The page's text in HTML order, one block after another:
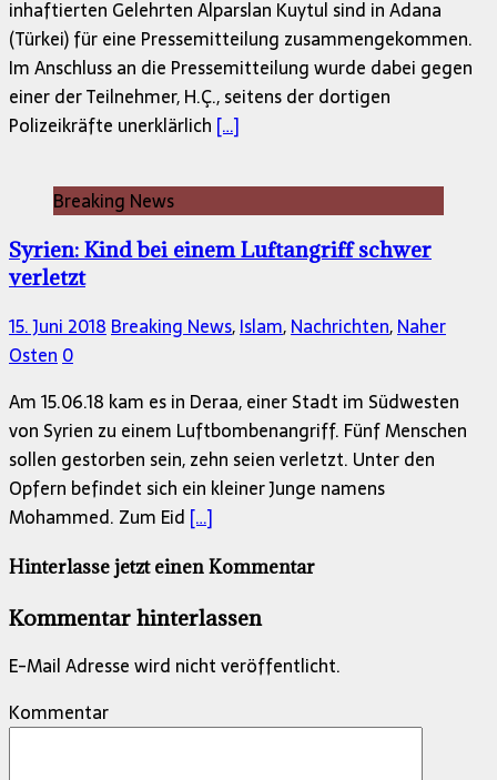
inhaftierten Gelehrten Alparslan Kuytul sind in Adana
(Türkei) für eine Pressemitteilung zusammengekommen.
Im Anschluss an die Pressemitteilung wurde dabei gegen
einer der Teilnehmer, H.Ç., seitens der dortigen
Polizeikräfte unerklärlich […]
Breaking News
Syrien: Kind bei einem Luftangriff schwer
verletzt
15. Juni 2018 Breaking News,Islam,Nachrichten,Naher
Osten 0
Am 15.06.18 kam es in Deraa, einer Stadt im Südwesten
von Syrien zu einem Luftbombenangriff. Fünf Menschen
sollen gestorben sein, zehn seien verletzt. Unter den
Opfern befindet sich ein kleiner Junge namens
Mohammed. Zum Eid […]
Hinterlasse jetzt einen Kommentar
Kommentar hinterlassen
E-Mail Adresse wird nicht veröffentlicht.
Kommentar